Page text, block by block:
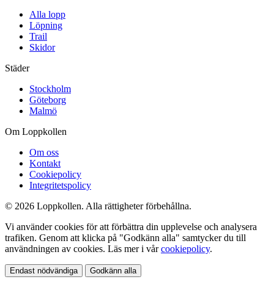
Alla lopp
Löpning
Trail
Skidor
Städer
Stockholm
Göteborg
Malmö
Om Loppkollen
Om oss
Kontakt
Cookiepolicy
Integritetspolicy
© 2026 Loppkollen. Alla rättigheter förbehållna.
Vi använder cookies för att förbättra din upplevelse och analysera
trafiken. Genom att klicka på "Godkänn alla" samtycker du till
användningen av cookies. Läs mer i vårcookiepolicy.
Endast nödvändiga Godkänn alla